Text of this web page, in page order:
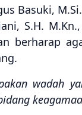
Basuki,
S.H.
berharap
wadah